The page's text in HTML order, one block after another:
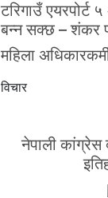
टरिगाउँ एयरपोर्ट
बन्न सक्छ – शंकर
महिला
विचार
नेपाली कांग्रेस